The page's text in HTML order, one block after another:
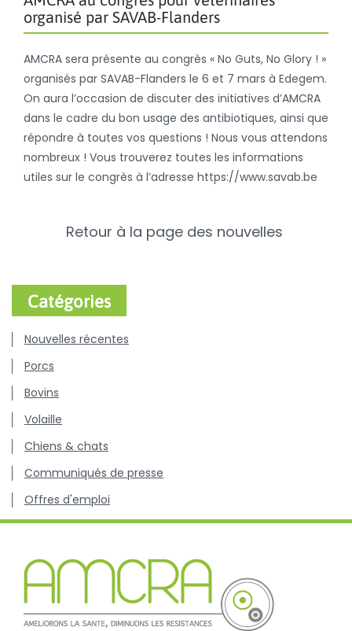
organisé par SAVAB-Flanders
AMCRA sera présente au congrès « No Guts, No Glory ! »
organisés par SAVAB-Flanders le 6 et 7 mars à Edegem.
On aura l’occasion de discuter des initiatives d’AMCRA
dans le cadre du bon usage des antibiotiques, ainsi que
répondre à toutes vos questions ! Nous vous attendons
nombreux ! Vous trouverez toutes les informations
utiles sur le congrès à l’adresse https://www.savab.be
Retour à la page des nouvelles
Catégories
Nouvelles récentes
Porcs
Bovins
Volaille
Chiens & chats
Communiqués de presse
Offres d'emploi